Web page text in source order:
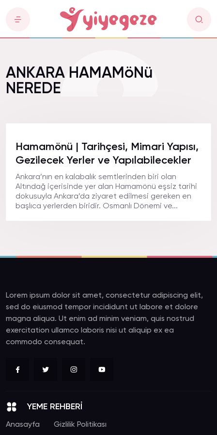
ANKARA HAMAMöNü
NEREDE
Hamamönü | Tarihçesi, Mimari Yapısı,
Gezilecek Yerler ve Yapılabilecekler
Ankara’nın en kalabalık semtlerinden biri olan
Altındağ içerisinde yer alan Hamamönü eşsiz tarihi
dokusuyla Ankara’da ziyaret edilmesi gereken en
başlıca yerlerden biridir. Osmanlı Dönemi ve...
Lorem ipsum dolor sit amet, consectetur adipiscing elit,
sed do eiusmod tempor incididunt ut labore et dolore
magna aliqua. Ut enim ad minim veniam, quis nostrud
exercitation ullamco laboris nisi ut aliquip ex ea
commodo consequat.
YEME REHBERİ
Anasayfa Gizlilik Politikası